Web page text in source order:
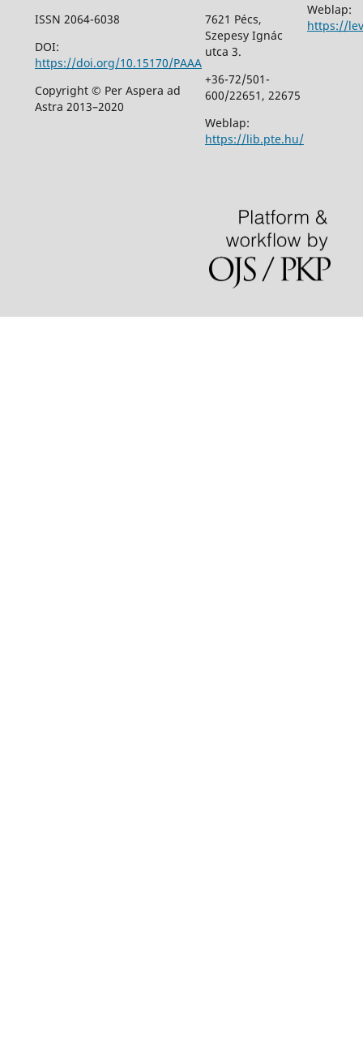
ISSN 2064-6038
DOI:
https://doi.org/10.15170/PAAA
Copyright © Per Aspera ad
Astra 2013–2020
7621 Pécs,
Szepesy Ignác
utca 3.
+36-72/501-
600/22651, 22675
Weblap:
https://lib.pte.hu/
Weblap:
https://